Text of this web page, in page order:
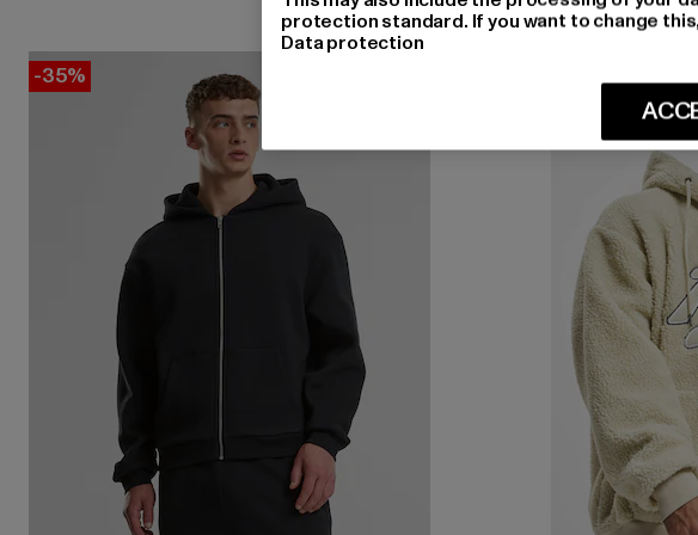
-35% -43%
protection standard. If you want to change
Data protection